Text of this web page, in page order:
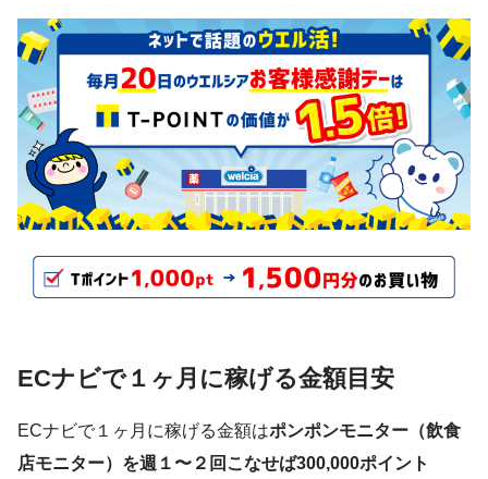
ECナビで１ヶ月に稼げる金額目安
ECナビで１ヶ月に稼げる金額はポンポンモニター（飲食
店モニター）を週１〜２回こなせば300,000ポイント